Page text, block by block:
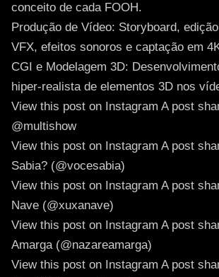
conceito de cada FOOH.
Produção de Vídeo: Storyboard,
VFX, efeitos sonoros e captação em
CGI e Modelagem 3D:
hiper-realista de elementos 3D nos
View this post on Instagram A post
@multishow
View this post on Instagram A post
Sabia? (@vocesabia)
View this post on Instagram A post
Nave (@xuxanave)
View this post on Instagram A post
Amarga (@nazareamarga)
View this post on Instagram A post